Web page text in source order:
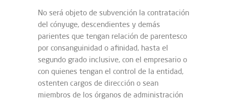
No será objeto de subvención la contratación
del cónyuge, descendientes y demás
parientes que tengan relación de parentesco
por consanguinidad o afinidad, hasta el
segundo grado inclusive, con el empresario o
con quienes tengan el control de la entidad,
ostenten cargos de dirección o sean
miembros de los órganos de administración